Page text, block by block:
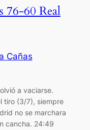
76-60 Real
Cañas
a vaciarse.
tiro (3/7), siempre
no se marchara
cancha. 24:49